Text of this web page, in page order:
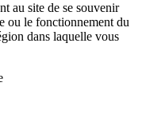
au site de se souvenir
ou le fonctionnement du
dans laquelle vous